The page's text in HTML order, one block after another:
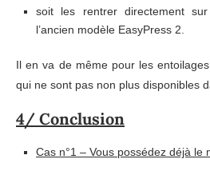
soit les rentrer directement
l’ancien modèle EasyPress 2.
Il en va de même pour les
qui ne sont pas non plus disponibles
4/ Conclusion
Cas n°1 – Vous possédez déjà le